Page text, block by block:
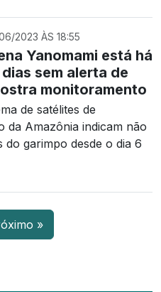
2023 ÀS 18:55
Yanomami está há
sem alerta de
monitoramento
de satélites de
da Amazônia indicam não
do garimpo desde o dia 6
»